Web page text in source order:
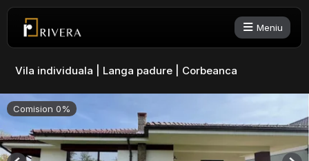
Meniu
Vila individuala | Langa padure | Corbeanca
Comision 0%